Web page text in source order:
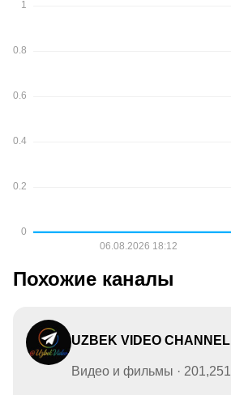
Похожие каналы
UZBEK VIDEO CHANNEL
Видео и фильмы · 201,251